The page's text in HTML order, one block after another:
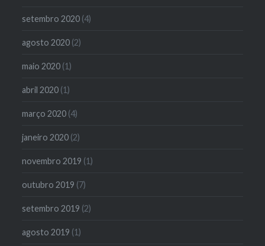
setembro 2020 (4)
agosto 2020 (2)
maio 2020 (1)
abril 2020 (1)
março 2020 (4)
janeiro 2020 (2)
novembro 2019 (1)
outubro 2019 (7)
setembro 2019 (2)
agosto 2019 (1)